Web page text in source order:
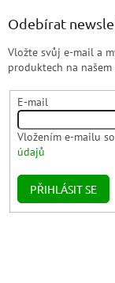
Odebírat
Vložte svůj e-mail a
produktech na
E-mail
Vložením e-mailu
údajů
PŘIHLÁSIT SE